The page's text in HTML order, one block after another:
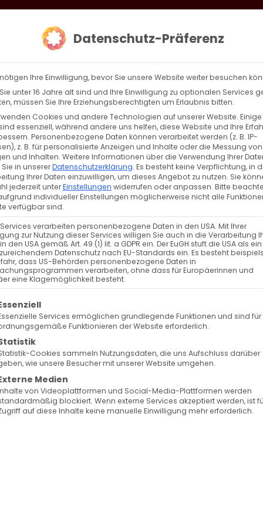
Zurück Vor
Dyarnentaratsch
Die Armenische Kirche feiert an diesem
Dyarnentaratsch (kath. Mariä Lichtmess)
Katholikos aller Armenier, zum Tag der Segnung
am 13. Februar, um 18 Uhr, gefeiert.
Armenischen Kirche und wird genau
am 14. Februar, gefeiert. Das armenische
Wörtern zusammengesetzt: „Dyarn“ (dem
Datenschutz-Präferenz
Ihre Einwilligung, bevor Sie unsere Website weiter besuchen
unter 16 Jahre alt sind und Ihre Einwilligung zu optionalen Services
müssen Sie Ihre Erziehungsberechtigten um Erlaubnis bitten.
Cookies und andere Technologien auf unserer Website.
essenziell, während andere uns helfen, diese Website und Ihre
Personenbezogene Daten können verarbeitet werden (z. B. IP-
z. B. für personalisierte Anzeigen und Inhalte oder die Messung von
und Inhalten. Weitere Informationen über die Verwendung Ihrer
in unsererDatenschutzerklärung. Es besteht keine Verpflichtung, in
Ihrer Daten einzuwilligen, um dieses Angebot zu nutzen. Sie
jederzeit unterEinstellungen widerrufen oder anpassen. Bitte
individueller Einstellungen möglicherweise nicht alle
verfügbar sind.
verarbeiten personenbezogene Daten in den USA. Mit Ihrer
zur Nutzung dieser Services willigen Sie auch in die Verarbeitung
den USA gemäß Art. 49 (1) lit. a GDPR ein. Der EuGH stuft die USA als
Datenschutz nach EU-Standards ein. Es besteht
dass US-Behörden personenbezogene Daten in
verarbeiten, ohne dass für Europäerinnen und
eine Klagemöglichkeit besteht.
eine Liste der Service-Gruppen, für die eine
Services ermöglichen grundlegende Funktionen und sind
Funktionieren der Website erforderlich.
Cookies sammeln Nutzungsdaten, die uns Aufschluss darüber
wie unsere Besucher mit unserer Website umgehen.
Medien
von Videoplattformen und Social-Media-Plattformen werden
blockiert. Wenn externe Services akzeptiert werden, ist
auf diese Inhalte keine manuelle Einwilligung mehr erforderlich.